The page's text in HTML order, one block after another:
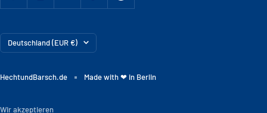
Land/Region
Deutschland (EUR €)
HechtundBarsch.de Made with ❤ in Berlin
Wir akzeptieren